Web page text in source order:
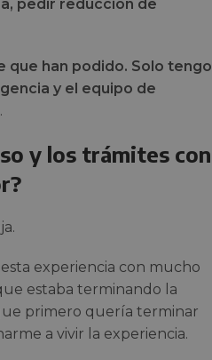
pedir reducción de
que han podido. Solo tengo
y el equipo de
.
y los trámites con
experiencia con mucho
estaba terminando la
primero quería terminar
a vivir la experiencia.